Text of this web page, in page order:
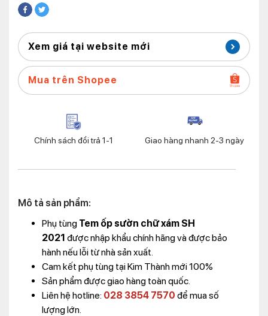
Xem giá tại website mới
Mua trên Shopee
Chính sách đổi trả 1-1 Giao hàng nhanh 2-3 ngày
Mô tả sản phẩm:
Phụ tùng Tem ốp sườn chữ xám SH
2021 được nhập khẩu chính hãng và được bảo
hành nếu lỗi từ nhà sản xuất.
Cam kết phụ tùng tại Kim Thành mới 100%
Sản phẩm được giao hàng toàn quốc.
Liên hệ hotline: 028 3854 7570 để mua số
lượng lớn.